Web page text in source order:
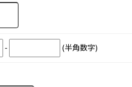
- (半角数字)